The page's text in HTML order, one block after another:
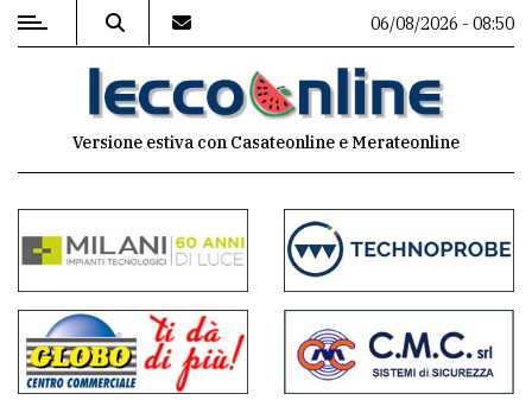
MENU
commenti
Contenuti
del
sito
06/08/2026 - 08:50
Versione estiva con Casateonline e Merateonline